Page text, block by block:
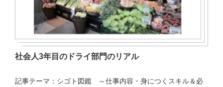
社会人3年目のドライ部門のリアル
記事テーマ：シゴト図鑑 ～仕事内容・身につくスキル＆必